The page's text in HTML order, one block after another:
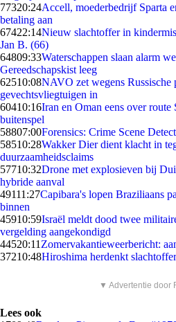
77320:24Accell, moederbedrijf Sparta
betaling aan
67422:14Nieuw slachtoffer in
Jan B. (66)
64809:33Waterschappen slaan alarm
Gereedschapskist leeg
62510:08NAVO zet wegens Russische
gevechtsvliegtuigen in
60410:16Iran en Oman eens over
buitenspel
58807:00Forensics: Crime Scene
58510:28Wakker Dier dient klacht in
duurzaamheidsclaims
57710:32Drone met explosieven bij
hybride aanval
49111:27Capibara's lopen Braziliaans
binnen
45910:59Israël meldt dood twee
vergelding aangekondigd
44520:11 Zomervakantieweerbericht:
37210:48Hiroshima herdenkt
▼ Advertentie door
Lees ook